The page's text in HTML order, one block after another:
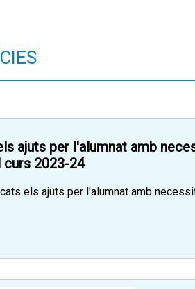
ajuts per l'alumnat amb
curs 2023-24
els ajuts per l'alumnat amb